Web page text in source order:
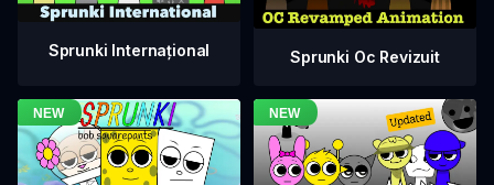
Sprunki Internațional Sprunki Oc Revizuit